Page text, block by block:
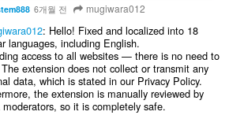
6개월 전 mugiwara012
: Hello! Fixed and localized into 18
languages, including English.
access to all websites — there is no need to
extension does not collect or transmit any
data, which is stated in our Privacy Policy.
the extension is manually reviewed by
moderators, so it is completely safe.